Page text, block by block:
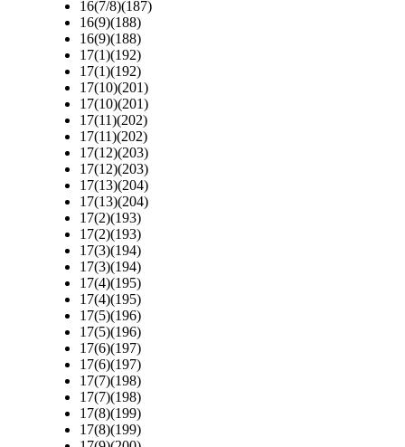
16(7/8)(187)
16(9)(188)
16(9)(188)
17(1)(192)
17(1)(192)
17(10)(201)
17(10)(201)
17(11)(202)
17(11)(202)
17(12)(203)
17(12)(203)
17(13)(204)
17(13)(204)
17(2)(193)
17(2)(193)
17(3)(194)
17(3)(194)
17(4)(195)
17(4)(195)
17(5)(196)
17(5)(196)
17(6)(197)
17(6)(197)
17(7)(198)
17(7)(198)
17(8)(199)
17(8)(199)